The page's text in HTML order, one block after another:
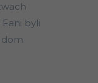
byli
dom